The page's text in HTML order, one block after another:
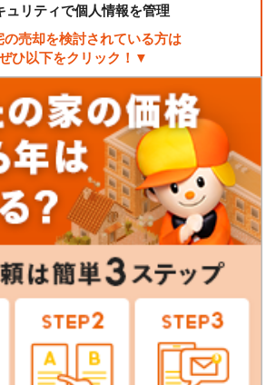
ュリティで個人情報を管理
の売却を検討されている方は
ひ以下をクリック！▼